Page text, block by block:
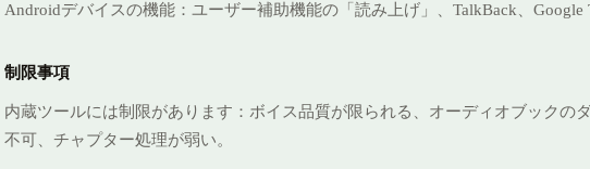
Androidデバイスの機能：ユーザー補助機能の「読み上げ」、TalkBack、Google
制限事項
内蔵ツールには制限があります：ボイス品質が限られる、オーディオブックの
不可、チャプター処理が弱い。